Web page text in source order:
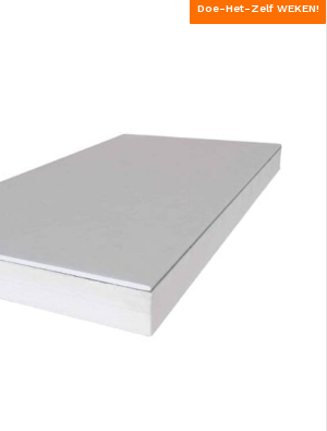
Doe-Het-Zelf WEKEN!